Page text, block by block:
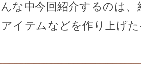
な中今回紹介するのは、
イテムなどを作り上げ